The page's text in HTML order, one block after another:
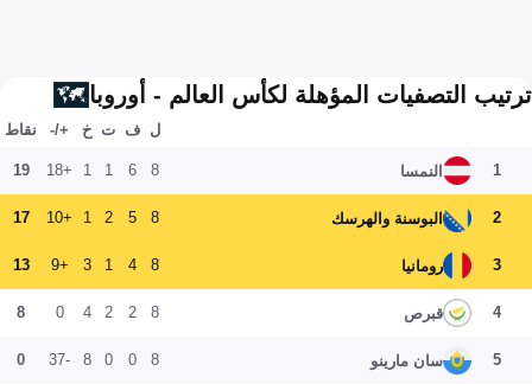
ترتيب التصفيات المؤهلة لكأس العالم - أوروبا
ل ف ت خ +/- نقاط
1 النمسا 8
6
1
1
+18
19
2 البوسنة والهرسك 8
5
2
1
+10
17
3 رومانيا 8
4
1
3
+9
13
4 قبرص 8
2
2
4
0
8
5 سان مارينو 8
0
0
8
-37
0